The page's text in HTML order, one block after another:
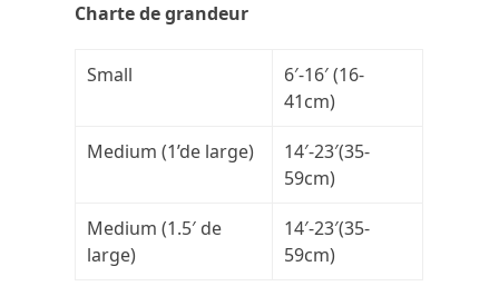
Charte de grandeur
Small
6′-16′ (16-
41cm)
Medium (1’de large)
14′-23′(35-
59cm)
Medium (1.5′ de
large)
14′-23′(35-
59cm)